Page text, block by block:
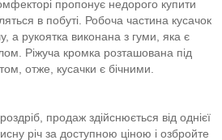
пропонує недорого купити
в побуті. Робоча частина кусачок
а рукоятка виконана з гуми, яка є
Ріжуча кромка розташована під
отже, кусачки є бічними.
продаж здійснюється від однієї
річ за доступною ціною і озбройте